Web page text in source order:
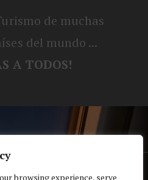
browsing experience, serve
de muchas
del mundo ...
A TODOS!